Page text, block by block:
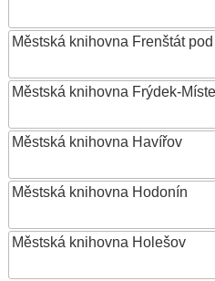
Městská knihovna Frenštát
Městská knihovna Frýdek-
Městská knihovna Havířov
Městská knihovna Hodonín
Městská knihovna Holešov